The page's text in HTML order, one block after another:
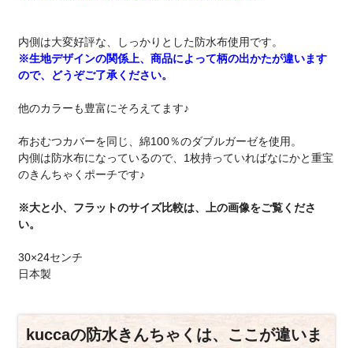
内側は大変好評な、しっかりとした防水布使用です。
※生地デザインの関係上、商品によって柄の出かたが違います
ので、どうぞご了承ください。
他のカラーも豊富にそろえてます♪
布おむつカバーを同じ、綿100％のダブルガーゼを使用。
内側は防水布になっているので、1枚持っていればなにかと重宝
のきんちゃくポーチです♪
※大と小、フラットのサイズ比較は、上の画像をご覧くださ
い。
30×24センチ
日本製
kuccaの防水きんちゃくは、ここが違いま